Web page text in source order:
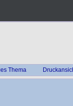
Thema